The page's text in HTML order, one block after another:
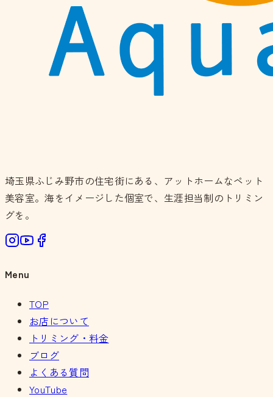
埼玉県ふじみ野市の住宅街にある、アットホームなペット
美容室。海をイメージした個室で、生涯担当制のトリミン
グを。
Menu
TOP
お店について
トリミング・料金
ブログ
よくある質問
YouTube